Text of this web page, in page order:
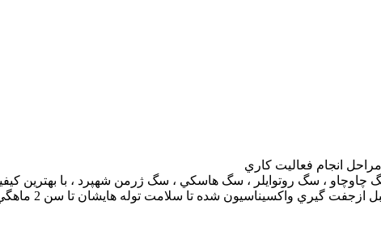
انجام فعاليت کاري
پرورش اصيل ترين و سالم ترين نژاد سگ ها از 5 نژاد برتر شامل سگ چاوچاو ، سگ روتوايلر ، سگ هاسکي ، سگ
شده تا سلامت توله هايشان تا سن 2 ماهگي تضمين شوند